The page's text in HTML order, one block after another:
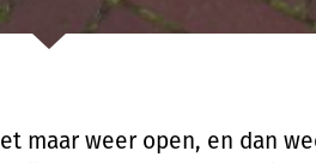
maar weer open, en dan